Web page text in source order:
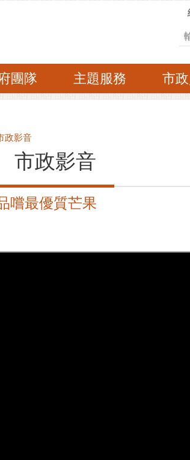
團隊 主題服務 市
政影音
市政影音
嚐最優質芒果